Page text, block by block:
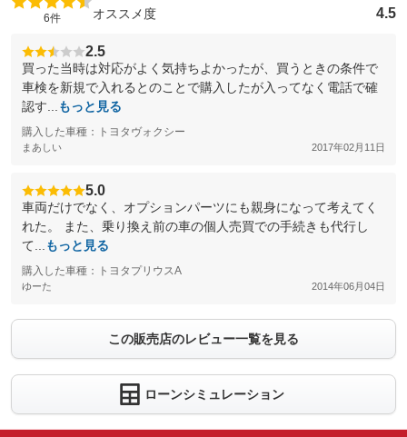
6件 オススメ度 4.5
2.5
買った当時は対応がよく気持ちよかったが、買うときの条件で
車検を新規で入れるとのことで購入したが入ってなく電話で確
認す...
もっと見る
購入した車種：トヨタヴォクシー
まあしい 2017年02月11日
5.0
車両だけでなく、オプションパーツにも親身になって考えてく
れた。 また、乗り換え前の車の個人売買での手続きも代行し
て...
もっと見る
購入した車種：トヨタプリウスΑ
ゆーた 2014年06月04日
この販売店のレビュー一覧を見る
ローンシミュレーション